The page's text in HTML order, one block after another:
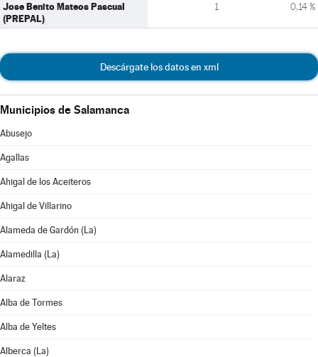
Jose Benito Mateos Pascual
(PREPAL)
1 0,14 %
Descárgate los datos en xml
Municipios de Salamanca
Abusejo
Agallas
Ahigal de los Aceiteros
Ahigal de Villarino
Alameda de Gardón (La)
Alamedilla (La)
Alaraz
Alba de Tormes
Alba de Yeltes
Alberca (La)